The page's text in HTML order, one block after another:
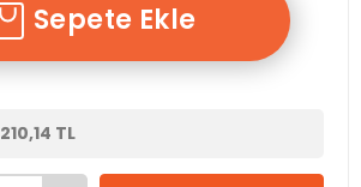
Sepete Ekle
210,14 TL